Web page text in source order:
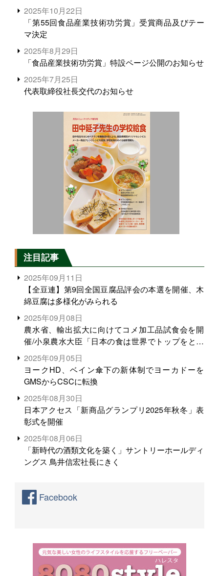
2025年10月22日
「第55回食品産業技術功労賞」受賞商品及びテー
マ決定
2025年8月29日
「食品産業技術功労賞」特設ページ公開のお知らせ
2025年7月25日
代表取締役社長交代のお知らせ
注目記事
2025年09月11日
【全豆連】第9回全国豆腐品評会の本選を開催、木
綿豆腐は多様化がみられる
2025年09月08日
農水省、輸出拡大に向けてコメ加工品試食会を開
催/小泉農水大臣「日本の食は世界でトップをとれ
る。米増産に向けて、米輸出需要の拡大を」
2025年09月05日
ヨークHD、ベイン傘下の新体制でヨーカドーを
GMSからCSCに転換
2025年08月30日
日本アクセス「新商品グランプリ2025年秋冬」表
彰式を開催
2025年08月06日
「新時代の酒類文化を築く」サントリーホールディ
ングス 鳥井信宏社長にきく
Facebook